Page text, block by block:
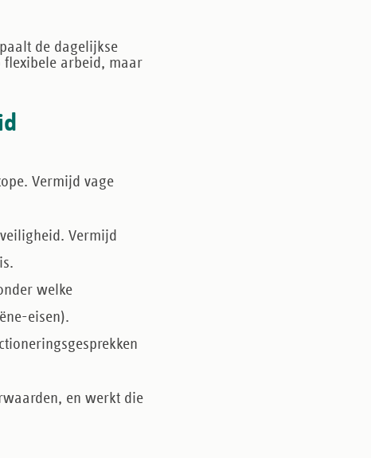
de dagelijkse
flexibele arbeid, maar
Vermijd vage
Vermijd
welke
eisen).
en werkt die